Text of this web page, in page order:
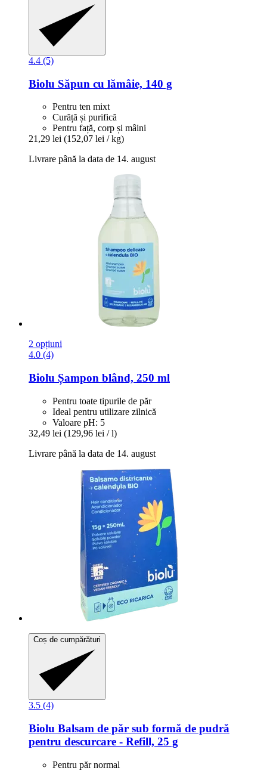
4.4 (5)
Biolu Săpun cu lămâie, 140 g
Pentru ten mixt
Curăță și purifică
Pentru față, corp și mâini
21,29 lei (152,07 lei / kg)
Livrare până la data de 14. august
2 opțiuni
4.0 (4)
Biolu Șampon blând, 250 ml
Pentru toate tipurile de păr
Ideal pentru utilizare zilnică
Valoare pH: 5
32,49 lei (129,96 lei / l)
Livrare până la data de 14. august
Coș de cumpărături
3.5 (4)
Biolu Balsam de păr sub formă de pudră
pentru descurcare -​ Refill, 25 g
Pentru păr normal